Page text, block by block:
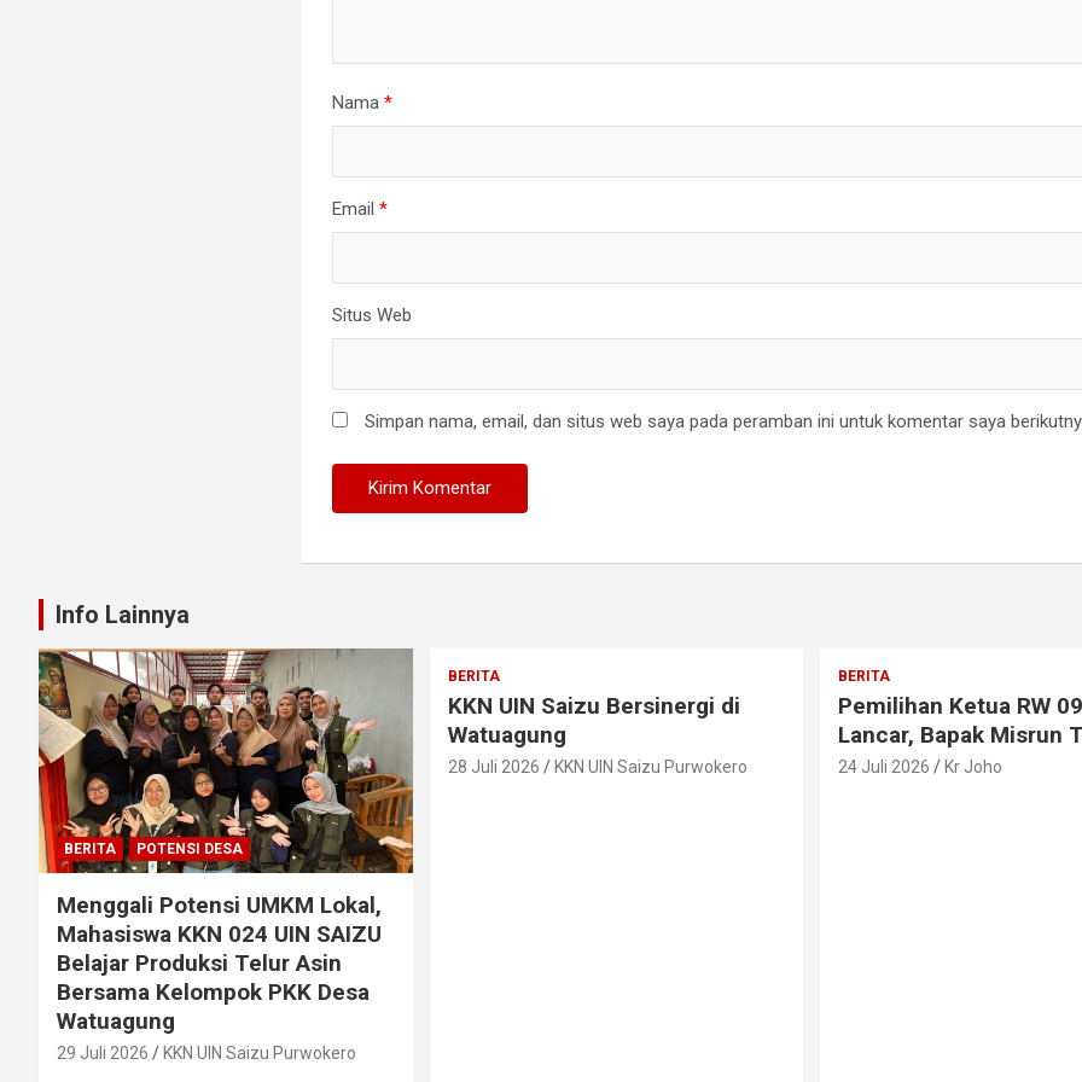
Nama*
Email*
Situs Web
Simpan nama, email, dan situs web saya pada peramban ini untuk komentar saya
Info Lainnya
BERITA POTENSI DESA
Menggali Potensi UMKM Lokal,
Mahasiswa KKN 024 UIN SAIZU
Belajar Produksi Telur Asin
Bersama Kelompok PKK Desa
Watuagung
29 Juli 2026 KKN UIN Saizu Purwokero
BERITA
KKN UIN Saizu Bersinergi di
Watuagung
28 Juli 2026 KKN UIN Saizu Purwokero
BERITA
Pemilihan Ketua RW
Lancar, Bapak Misrun
24 Juli 2026 Kr Joho